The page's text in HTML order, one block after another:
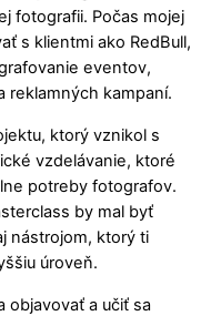
fotografii. Počas mojej
s klientmi ako RedBull,
eventov,
reklamných kampaní.
ktorý vznikol s
vzdelávanie, ktoré
potreby fotografov.
by mal byť
nástrojom, ktorý ti
úroveň.
objavovať a učiť sa